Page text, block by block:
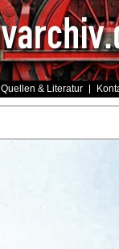
Quellen & Literatur